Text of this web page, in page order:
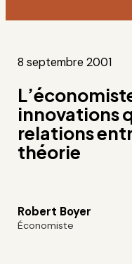
8 septembre 2001
innovations
relations
théorie
Robert Boyer
Économiste